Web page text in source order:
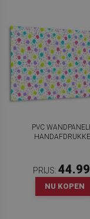
PVC
PRIJS: 44.99
NU KOPEN